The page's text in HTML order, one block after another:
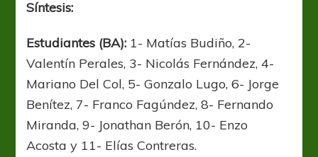
Síntesis:
Estudiantes (BA): 1- Matías Budiño, 2-
Valentín Perales, 3- Nicolás Fernández, 4-
Mariano Del Col, 5- Gonzalo Lugo, 6- Jorge
Benítez, 7- Franco Fagúndez, 8- Fernando
Miranda, 9- Jonathan Berón, 10- Enzo
Acosta y 11- Elías Contreras.